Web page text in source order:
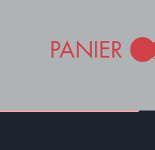
PANIER